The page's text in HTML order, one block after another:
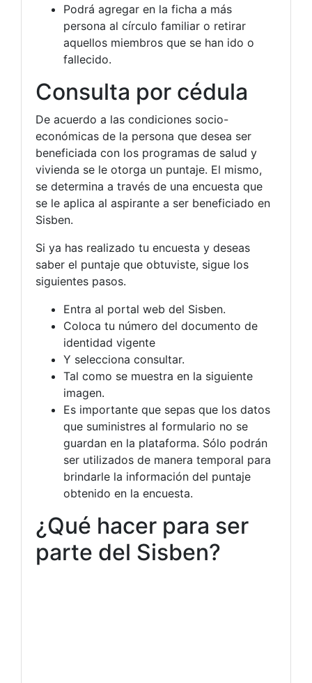
Podrá agregar en la ficha a más
persona al círculo familiar o retirar
aquellos miembros que se han ido o
fallecido.
Consulta por cédula
De acuerdo a las condiciones socio-
económicas de la persona que desea ser
beneficiada con los programas de salud y
vivienda se le otorga un puntaje. El mismo,
se determina a través de una encuesta que
se le aplica al aspirante a ser beneficiado en
Sisben.
Si ya has realizado tu encuesta y deseas
saber el puntaje que obtuviste, sigue los
siguientes pasos.
Entra al portal web del Sisben.
Coloca tu número del documento de
identidad vigente
Y selecciona consultar.
Tal como se muestra en la siguiente
imagen.
Es importante que sepas que los datos
que suministres al formulario no se
guardan en la plataforma. Sólo podrán
ser utilizados de manera temporal para
brindarle la información del puntaje
obtenido en la encuesta.
¿Qué hacer para ser
parte del Sisben?